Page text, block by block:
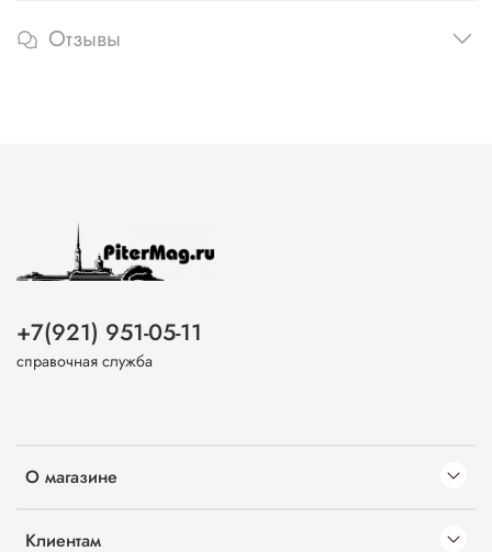
Отзывы
О магазине
Клиентам
+7(921) 951-05-11
справочная служба